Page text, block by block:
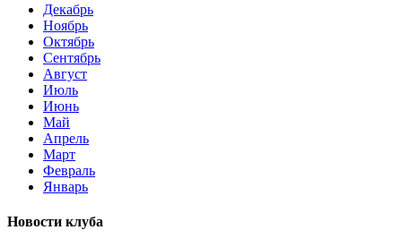
Декабрь
Ноябрь
Октябрь
Сентябрь
Август
Июль
Июнь
Май
Апрель
Март
Февраль
Январь
Новости клуба